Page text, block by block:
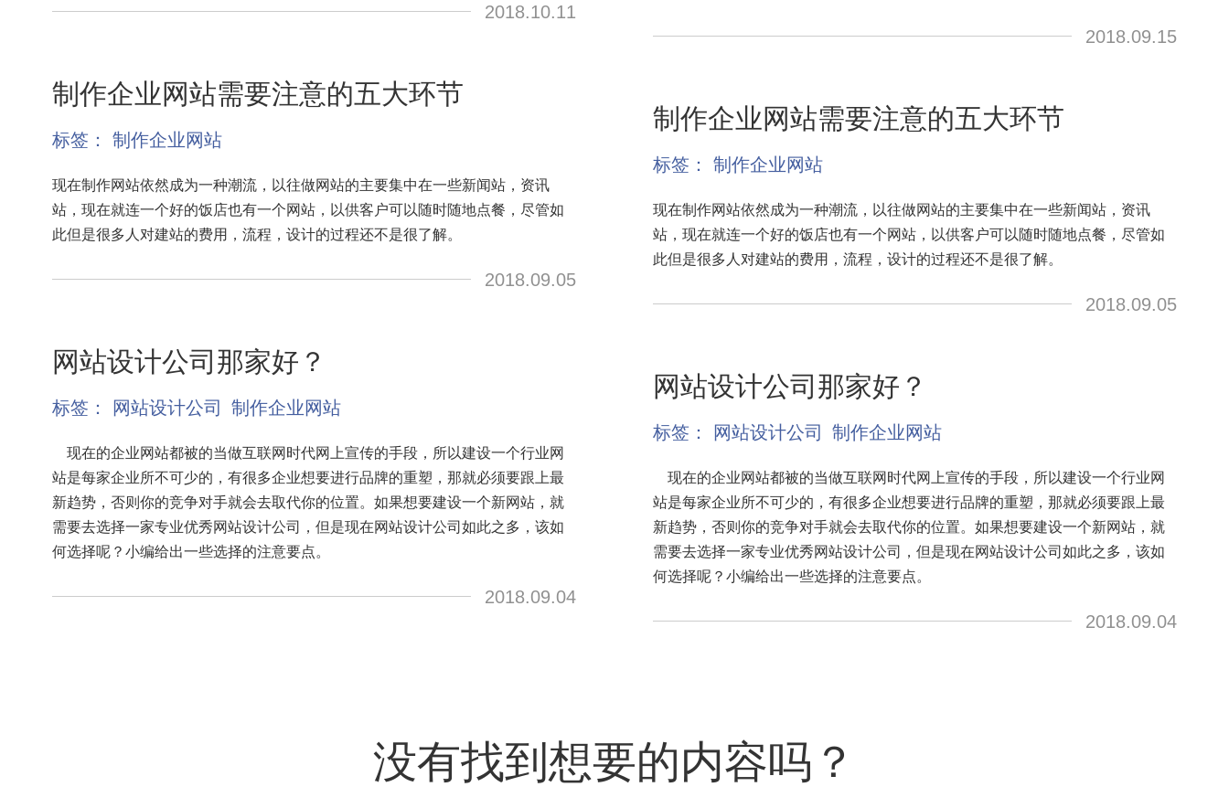
2018.10.11
制作企业网站需要注意的五大环节
标签： 制作企业网站
现在制作网站依然成为一种潮流，以往做网站的主要集中在一些新闻站，资讯
站，现在就连一个好的饭店也有一个网站，以供客户可以随时随地点餐，尽管如
此但是很多人对建站的费用，流程，设计的过程还不是很了解。
2018.09.05
网站设计公司那家好？
标签： 网站设计公司 制作企业网站
现在的企业网站都被的当做互联网时代网上宣传的手段，所以建设一个行业网
站是每家企业所不可少的，有很多企业想要进行品牌的重塑，那就必须要跟上最
新趋势，否则你的竞争对手就会去取代你的位置。如果想要建设一个新网站，就
需要去选择一家专业优秀网站设计公司，但是现在网站设计公司如此之多，该如
何选择呢？小编给出一些选择的注意要点。
2018.09.04
2018.09.15
制作企业网站需要注意的五大环节
标签： 制作企业网站
现在制作网站依然成为一种潮流，以往做网站的主要集中在一些新闻站，资讯
站，现在就连一个好的饭店也有一个网站，以供客户可以随时随地点餐，尽管如
此但是很多人对建站的费用，流程，设计的过程还不是很了解。
2018.09.05
网站设计公司那家好？
标签： 网站设计公司 制作企业网站
现在的企业网站都被的当做互联网时代网上宣传的手段，所以建设一个行业网
站是每家企业所不可少的，有很多企业想要进行品牌的重塑，那就必须要跟上最
新趋势，否则你的竞争对手就会去取代你的位置。如果想要建设一个新网站，就
需要去选择一家专业优秀网站设计公司，但是现在网站设计公司如此之多，该如
何选择呢？小编给出一些选择的注意要点。
2018.09.04
没有找到想要的内容吗？